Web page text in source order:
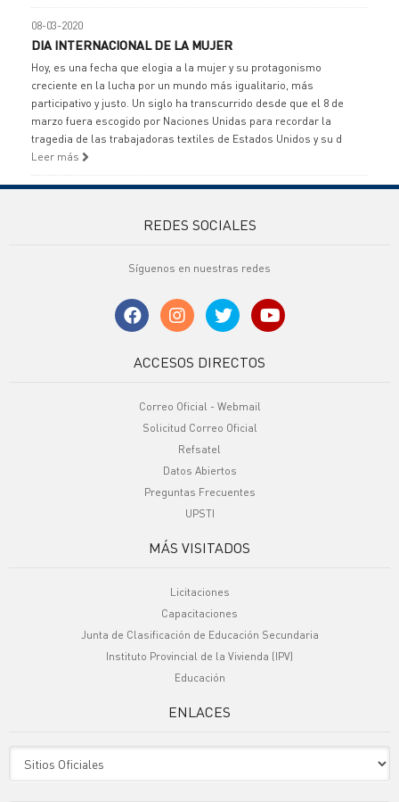
08-03-2020
DIA INTERNACIONAL DE LA MUJER
Hoy, es una fecha que elogia a la mujer y su protagonismo
creciente en la lucha por un mundo más igualitario, más
participativo y justo. Un siglo ha transcurrido desde que el 8 de
marzo fuera escogido por Naciones Unidas para recordar la
tragedia de las trabajadoras textiles de Estados Unidos y su d
Leer más
REDES SOCIALES
Síguenos en nuestras redes
ACCESOS DIRECTOS
Correo Oficial - Webmail
Solicitud Correo Oficial
Refsatel
Datos Abiertos
Preguntas Frecuentes
UPSTI
MÁS VISITADOS
Licitaciones
Capacitaciones
Junta de Clasificación de Educación Secundaria
Instituto Provincial de la Vivienda (IPV)
Educación
ENLACES